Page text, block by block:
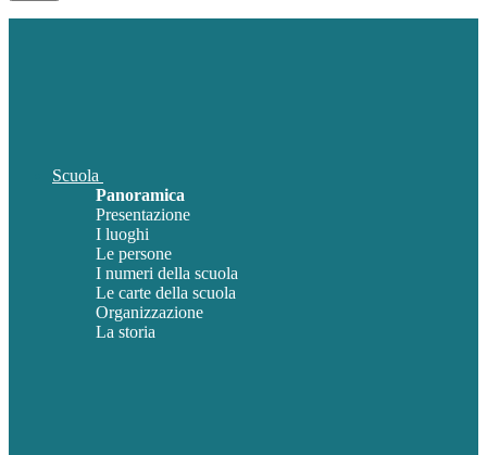
Scuola
Panoramica
Presentazione
I luoghi
Le persone
I numeri della scuola
Le carte della scuola
Organizzazione
La storia